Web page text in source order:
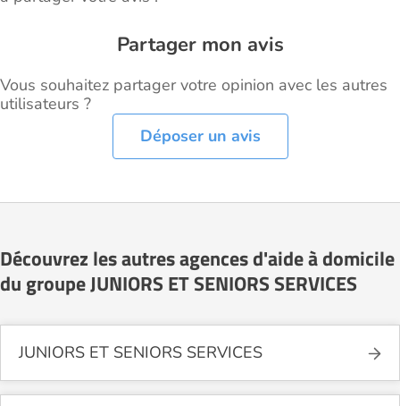
Partager mon avis
Vous souhaitez partager votre opinion avec les autres
utilisateurs ?
Déposer un avis
Découvrez les autres agences d'aide à domicile
du groupe JUNIORS ET SENIORS SERVICES
JUNIORS ET SENIORS SERVICES